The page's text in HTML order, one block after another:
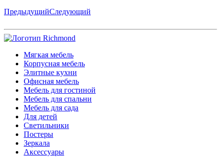
ПредыдущийСледующий
Мягкая мебель
Корпусная мебель
Элитные кухни
Офисная мебель
Мебель для гостиной
Мебель для спальни
Мебель для сада
Для детей
Светильники
Постеры
Зеркала
Аксессуары